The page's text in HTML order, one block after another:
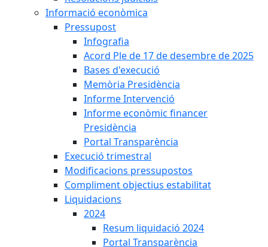
Informació econòmica
Pressupost
Infografia
Acord Ple de 17 de desembre de 2025
Bases d'execució
Memòria Presidència
Informe Intervenció
Informe econòmic financer
Presidència
Portal Transparència
Execució trimestral
Modificacions pressupostos
Compliment objectius estabilitat
Liquidacions
2024
Resum liquidació 2024
Portal Transparència